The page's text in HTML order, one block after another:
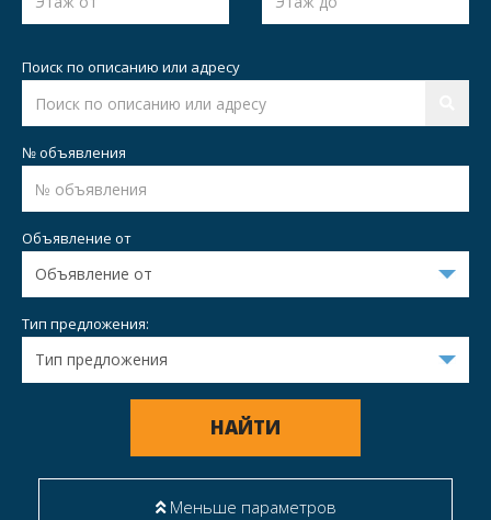
Поиск по описанию или адресу
№ объявления
Объявление от
Тип предложения:
НАЙТИ
Меньше параметров